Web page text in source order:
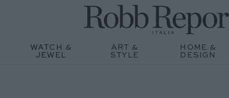
WATCH &
JEWEL
ART &
STYLE
HOME &
DESIGN